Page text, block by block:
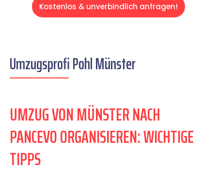
Kostenlos & unverbindlich anfragen!
Umzugsprofi Pohl Münster
UMZUG VON MÜNSTER NACH
PANCEVO ORGANISIEREN: WICHTIGE
TIPPS